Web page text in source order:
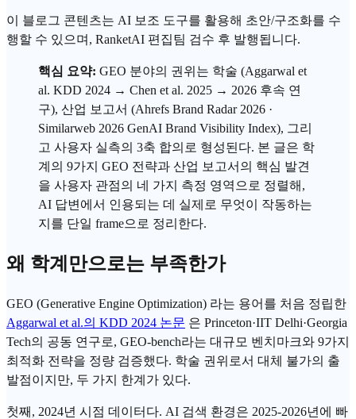
이 블로그 콘텐츠는 AI 보조 도구를 활용해 초안/구조화를 수
행할 수 있으며, RanketAI 편집팀 검수 후 발행됩니다.
핵심 요약: GEO 분야의 권위 는 학술 (Aggarwal et
al. KDD 2024 → Chen et al. 2025 → 2026 후속 연
구), 산업 보고서 (Ahrefs Brand Radar 2026 ·
Similarweb 2026 GenAI Brand Visibility Index), 그리
고 사용자 실측의 3축 합의로 형성된다. 본 글은 학
계의 9가지 GEO 전략과 산업 보고서의 핵심 발견
을 사용자 관점의 네 가지 측정 영역으로 정렬해,
AI 답변 에서 인용되는 데 실제로 무엇이 작동하는
지를 단일 frame으로 정리한다.
왜 학계만으로는 부족한가
GEO (Generative Engine Optimization) 라는 용어를 처음 정립한
Aggarwal et al.의 KDD 2024 논문 은 Princeton·IIT Delhi·Georgia
Tech의 공동 연구로, GEO-bench라는 대규모 벤치마크와 9가지
최적화 전략을 정량 검증했다. 학술 권위로서 대체 불가의 출
발점이지만, 두 가지 한계가 있다.
첫째, 2024년 시점 데이터다. AI 검색 환경은 2025-2026년에 빠